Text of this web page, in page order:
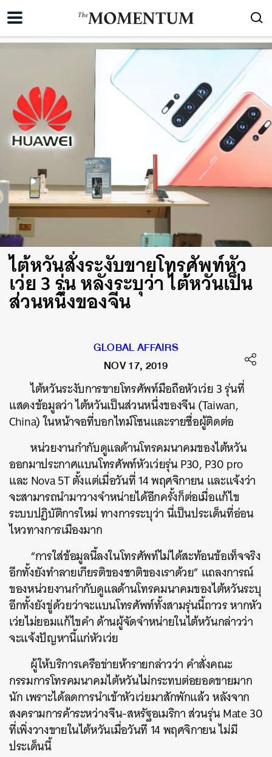
ไต้หวันสั่งระงับขายโทรศัพท์หัว
เว่ย 3 รุ่น หลังระบุว่า ไต้หวันเป็น
ส่วนหนึ่งของจีน
GLOBAL AFFAIRS
NOV 17, 2019
ไต้หวันระงับการขายโทรศัพท์มือถือหัวเว่ย 3 รุ่นที่
แสดงข้อมูลว่า ไต้หวันเป็นส่วนหนึ่งของจีน (Taiwan,
China) ในหน้าจอที่บอกไทม์โซนและรายชื่อผู้ติดต่อ
หน่วยงานกำกับดูแลด้านโทรคมนาคมของไต้หวัน
ออกมาประกาศแบนโทรศัพท์หัวเว่ยรุ่น P30, P30 pro
และ Nova 5T ตั้งแต่เมื่อวันที่ 14 พฤศจิกายน และแจ้งว่า
จะสามารถนำมาวางจำหน่ายได้อีกครั้งก็ต่อเมื่อแก้ไข
ระบบปฏิบัติการใหม่ ทางการระบุว่า นี่เป็นประเด็นที่อ่อน
ไหวทางการเมืองมาก
“การใส่ข้อมูลนี้ลงในโทรศัพท์ไม่ได้สะท้อนข้อเท็จจริง
อีกทั้งยังทำลายเกียรติของชาติของเราด้วย” แถลงการณ์
ของหน่วยงานกำกับดูแลด้านโทรคมนาคมของไต้หวันระบุ
อีกทั้งยังขู่ด้วยว่าจะแบนโทรศัพท์ทั้งสามรุ่นนี้ถาวร หากหัว
เว่ยไม่ยอมแก้ไขคำ ด้านผู้จัดจำหน่ายในไต้หวันกล่าวว่า
จะแจ้งปัญหานี้แก่หัวเว่ย
ผู้ให้บริการเครือข่ายห้ารายกล่าวว่า คำสั่งคณะ
กรรมการโทรคมนาคมไต้หวันไม่กระทบต่อยอดขายมาก
นัก เพราะได้ลดการนำเข้าหัวเว่ยมาสักพักแล้ว หลังจาก
สงครามการค้าระหว่างจีน-สหรัฐอเมริกา ส่วนรุ่น Mate 30
ที่เพิ่งวางขายในไต้หวันเมื่อวันที 14 พฤศจิกายน ไม่มี
ประเด็นนี้